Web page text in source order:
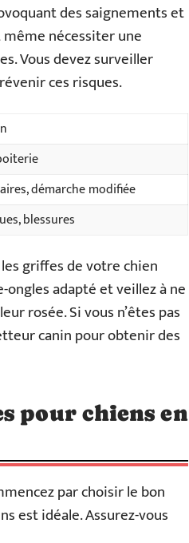
des saignements et
nécessiter une
Vous devez surveiller
ces risques.
démarche modifiée
blessures
griffes de votre chien
adapté et veillez à ne
rosée. Si vous n’êtes pas
canin pour obtenir des
pour chiens en
par choisir le bon
est idéale. Assurez-vous